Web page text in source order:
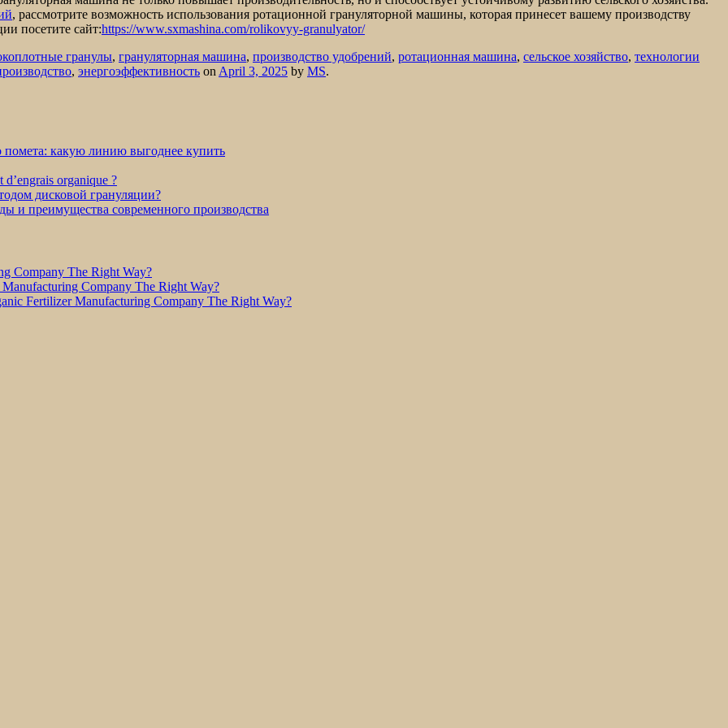
, рассмотрите возможность использования ротационной грануляторной машины, которая принесет вашему производству
посетите сайт:https://www.sxmashina.com/rolikovyy-granulyator/
гранулы, грануляторная машина, производство удобрений, ротационная машина, сельское хозяйство, технологии
, энергоэффективность on April 3, 2025 by MS.
помета: какую линию выгоднее купить
organique ?
дисковой грануляции?
и преимущества современного производства
Company The Right Way?
Company The Right Way?
Fertilizer Manufacturing Company The Right Way?